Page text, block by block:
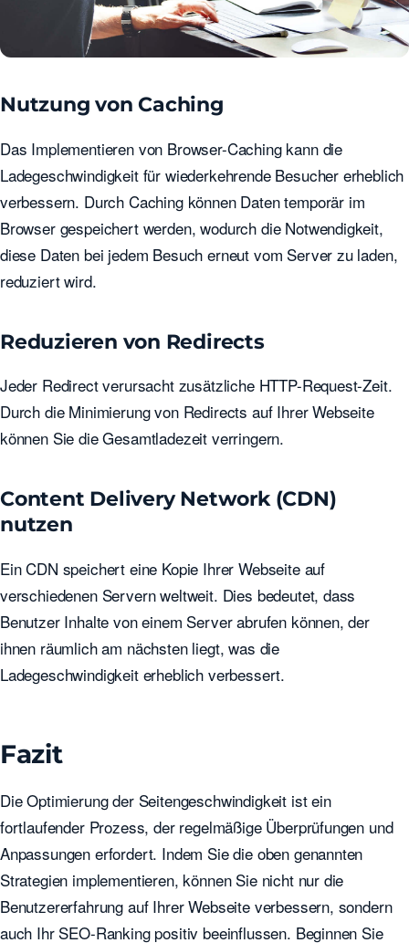
Nutzung von Caching
Das Implementieren von Browser-Caching kann die
Ladegeschwindigkeit für wiederkehrende Besucher erheblich
verbessern. Durch Caching können Daten temporär im
Browser gespeichert werden, wodurch die Notwendigkeit,
diese Daten bei jedem Besuch erneut vom Server zu laden,
reduziert wird.
Reduzieren von Redirects
Jeder Redirect verursacht zusätzliche HTTP-Request-Zeit.
Durch die Minimierung von Redirects auf Ihrer Webseite
können Sie die Gesamtladezeit verringern.
Content Delivery Network (CDN)
nutzen
Ein CDN speichert eine Kopie Ihrer Webseite auf
verschiedenen Servern weltweit. Dies bedeutet, dass
Benutzer Inhalte von einem Server abrufen können, der
ihnen räumlich am nächsten liegt, was die
Ladegeschwindigkeit erheblich verbessert.
Fazit
Die Optimierung der Seitengeschwindigkeit ist ein
fortlaufender Prozess, der regelmäßige Überprüfungen und
Anpassungen erfordert. Indem Sie die oben genannten
Strategien implementieren, können Sie nicht nur die
Benutzererfahrung auf Ihrer Webseite verbessern, sondern
auch Ihr SEO-Ranking positiv beeinflussen. Beginnen Sie